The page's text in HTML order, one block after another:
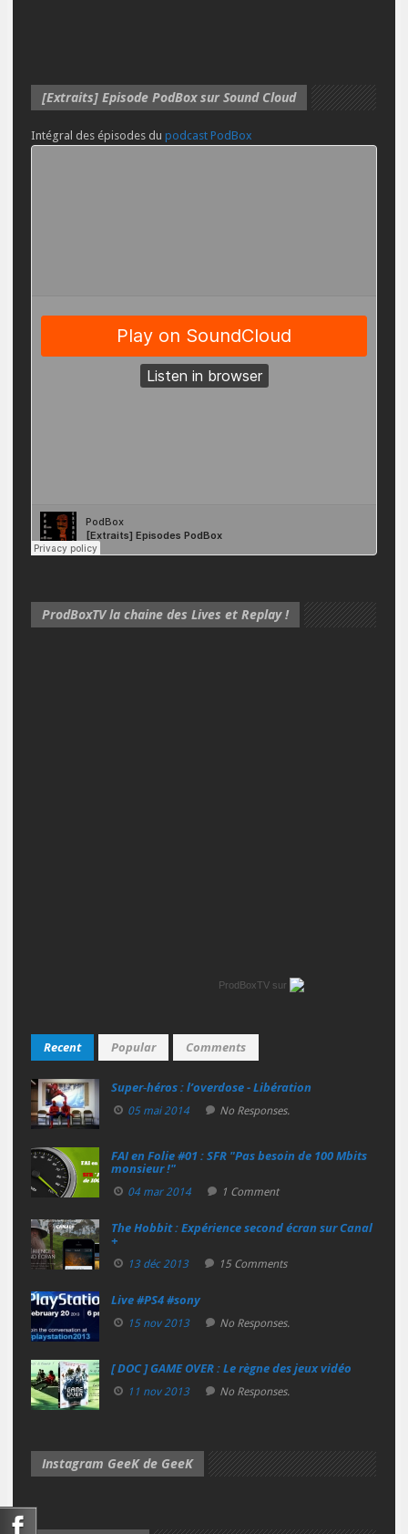
[Extraits] Episode PodBox sur Sound Cloud
Intégral des épisodes du podcast PodBox
ProdBoxTV la chaine des Lives et Replay !
ProdBoxTV sur
Recent Popular Comments
Super‑héros : l’overdose - Libération
05 mai 2014 No Responses.
FAI en Folie #01 : SFR "Pas besoin de 100 Mbits
monsieur !"
04 mar 2014 1 Comment
The Hobbit : Expérience second écran sur Canal
+
13 déc 2013 15 Comments
Live #PS4 #sony
15 nov 2013 No Responses.
[ DOC ] GAME OVER : Le règne des jeux vidéo
11 nov 2013 No Responses.
Instagram GeeK de GeeK